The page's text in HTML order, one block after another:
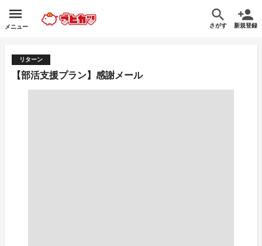
メニュー さがす 新規登録
リターン
【部活支援プラン】感謝メール